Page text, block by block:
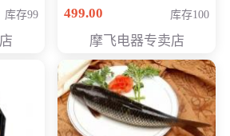
库存99
369元
499.00 库存100
摩飞电器专卖店